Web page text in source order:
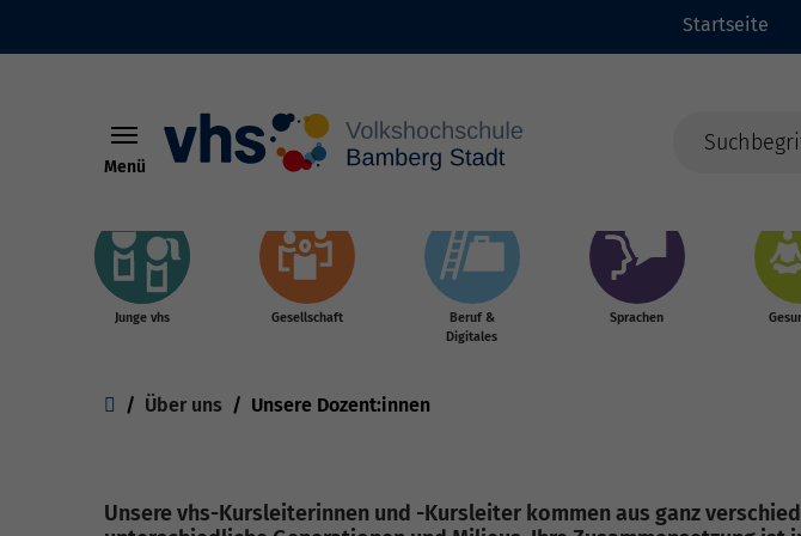
Startseite
Menü
Junge vhs Gesellschaft
Beruf &
Digitales
Sprachen
You are here:
Über uns Unsere Dozent:innen
Unsere vhs-Kursleiterinnen und -Kursleiter kommen aus ganz